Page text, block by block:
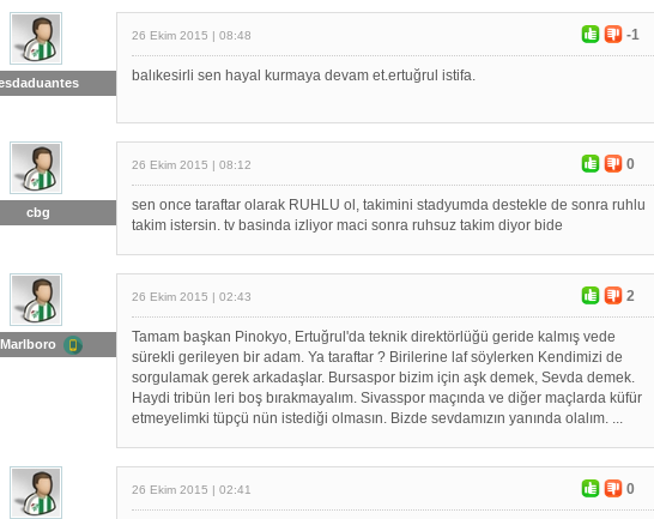
26 Ekim 2015 | 08:48 -1
balıkesirli sen hayal kurmaya devam et.ertuğrul istifa.
cbg
26 Ekim 2015 | 08:12 0
sen once taraftar olarak RUHLU ol, takimini stadyumda destekle de sonra ruhlu
takim istersin. tv basinda izliyor maci sonra ruhsuz takim diyor bide
Marlboro
26 Ekim 2015 | 02:43 2
Tamam başkan Pinokyo, Ertuğrul'da teknik direktörlüğü geride kalmış vede
sürekli gerileyen bir adam. Ya taraftar ? Birilerine laf söylerken Kendimizi de
sorgulamak gerek arkadaşlar. Bursaspor bizim için aşk demek, Sevda demek.
Haydi tribün leri boş bırakmayalım. Sivasspor maçında ve diğer maçlarda küfür
etmeyelimki tüpçü nün istediği olmasın. Bizde sevdamızın yanında olalım. ...
26 Ekim 2015 | 02:41 0